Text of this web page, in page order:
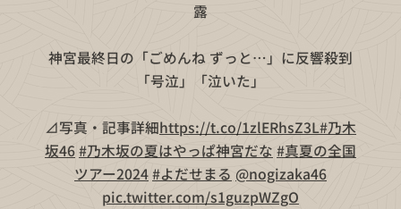
露
神宮最終日の「ごめんね ずっと…」に反響殺到
「号泣」「泣いた」
⊿写真・記事詳細https://t.co/1zlERhsZ3L#乃木
坂46#乃木坂の夏はやっぱ神宮だな #真夏の全国
ツアー2024#よだせまる @nogizaka46
pic.twitter.com/s1guzpWZgO